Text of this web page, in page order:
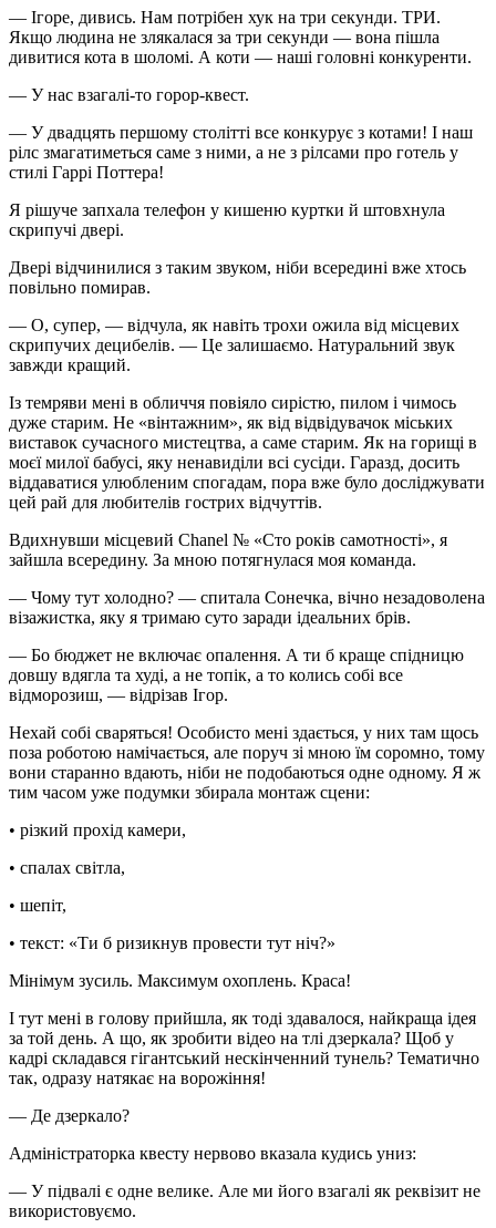
— Ігоре, дивись. Нам потрібен хук на три секунди. ТРИ.
Якщо людина не злякалася за три секунди — вона пішла
дивитися кота в шоломі. А коти — наші головні конкуренти.
— У нас взагалі-то горор-квест.
— У двадцять першому столітті все конкурує з котами! І наш
рілс змагатиметься саме з ними, а не з рілсами про готель у
стилі Гаррі Поттера!
Я рішуче запхала телефон у кишеню куртки й штовхнула
скрипучі двері.
Двері відчинилися з таким звуком, ніби всередині вже хтось
повільно помирав.
— О, супер, — відчула, як навіть трохи ожила від місцевих
скрипучих децибелів. — Це залишаємо. Натуральний звук
завжди кращий.
Із темряви мені в обличчя повіяло сирістю, пилом і чимось
дуже старим. Не «вінтажним», як від відвідувачок міських
виставок сучасного мистецтва, а саме старим. Як на горищі в
моєї милої бабусі, яку ненавиділи всі сусіди. Гаразд, досить
віддаватися улюбленим спогадам, пора вже було досліджувати
цей рай для любителів гострих відчуттів.
Вдихнувши місцевий Chanel № «Сто років самотності», я
зайшла всередину. За мною потягнулася моя команда.
— Чому тут холодно? — спитала Сонечка, вічно незадоволена
візажистка, яку я тримаю суто заради ідеальних брів.
— Бо бюджет не включає опалення. А ти б краще спідницю
довшу вдягла та худі, а не топік, а то колись собі все
відморозиш, — відрізав Ігор.
Нехай собі сваряться! Особисто мені здається, у них там щось
поза роботою намічається, але поруч зі мною їм соромно, тому
вони старанно вдають, ніби не подобаються одне одному. Я ж
тим часом уже подумки збирала монтаж сцени:
• різкий прохід камери,
• спалах світла,
• шепіт,
• текст: «Ти б ризикнув провести тут ніч?»
Мінімум зусиль. Максимум охоплень. Краса!
І тут мені в голову прийшла, як тоді здавалося, найкраща ідея
за той день. А що, як зробити відео на тлі дзеркала? Щоб у
кадрі складався гігантський нескінченний тунель? Тематично
так, одразу натякає на ворожіння!
— Де дзеркало?
Адміністраторка квесту нервово вказала кудись униз:
— У підвалі є одне велике. Але ми його взагалі як реквізит не
використовуємо.